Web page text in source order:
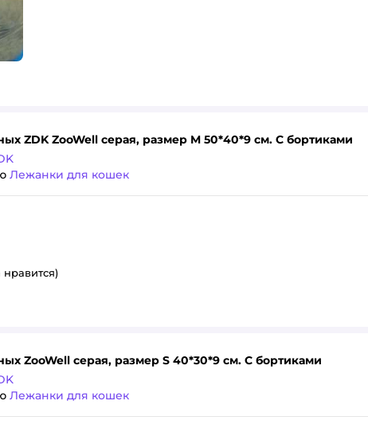
ZDK ZooWell серая, размер M 50*40*9 см. С бортиками
Лежанки для кошек
ZooWell серая, размер S 40*30*9 см. С бортиками
Лежанки для кошек